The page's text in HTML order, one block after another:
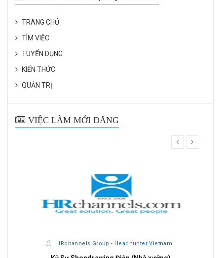
TRANG CHỦ
TÌM VIỆC
TUYỂN DỤNG
KIẾN THỨC
QUẢN TRỊ
VIỆC LÀM MỚI ĐĂNG
HRchannels Group - Headhunter Vietnam
prev
next